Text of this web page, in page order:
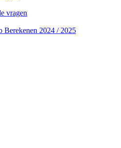
vragen
Berekenen 2024 / 2025